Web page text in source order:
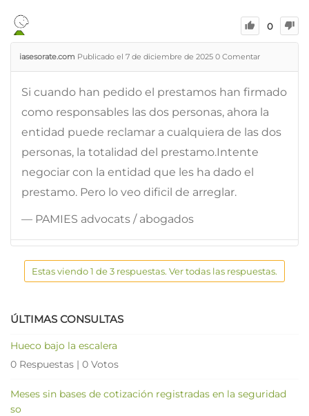
0
iasesorate.com Publicado el 7 de diciembre de 2025 0 Comentar
Si cuando han pedido el prestamos han firmado
como responsables las dos personas, ahora la
entidad puede reclamar a cualquiera de las dos
personas, la totalidad del prestamo.Intente
negociar con la entidad que les ha dado el
prestamo. Pero lo veo dificil de arreglar.
— PAMIES advocats / abogados
Estas viendo 1 de 3 respuestas. Ver todas las respuestas.
ÚLTIMAS CONSULTAS
Hueco bajo la escalera
0 Respuestas | 0 Votos
Meses sin bases de cotización registradas en la seguridad
so